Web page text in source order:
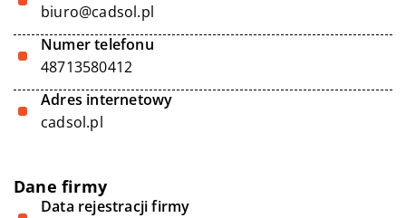
biuro@cadsol.pl
Numer telefonu
48713580412
Adres internetowy
cadsol.pl
Dane firmy
Data rejestracji firmy